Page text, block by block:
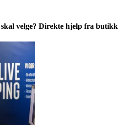
velge? Direkte hjelp fra butikk